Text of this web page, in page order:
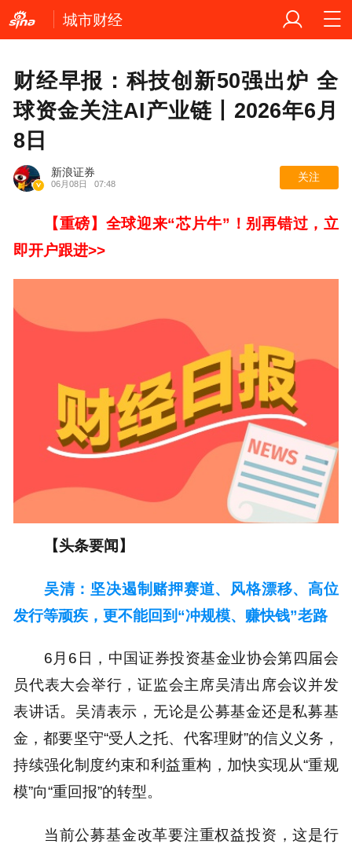
城市财经
财经早报：科技创新50强出炉 全
球资金关注AI产业链丨2026年6月
8日
新浪证券
06月08日 07:48
关注
【重磅】 全球迎来“芯片牛”！别再错过，立
即开户跟进>>
【头条要闻】
吴清：坚决遏制赌押赛道、风格漂移、高位
发行等顽疾，更不能回到“冲规模、赚快钱”老路
6月6日，中国证券投资基金业协会第四届会
员代表大会举行，证监会主席吴清出席会议并发
表讲话。吴清表示，无论是公募基金还是私募基
金，都要坚守“受人之托、代客理财”的信义义务，
持续强化制度约束和利益重构，加快实现从“重规
模”向“重回报”的转型。
当前公募基金改革要注重权益投资，这是行